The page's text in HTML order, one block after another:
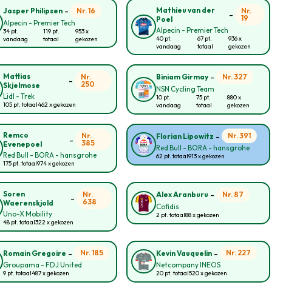
Jasper Philipsen-
Nr. 16
Alpecin - Premier Tech
34 pt.
vandaag
119 pt.
totaal
953 x
gekozen
Mathieu van der
Poel
-
Nr.
19
Alpecin - Premier Tech
40 pt.
vandaag
67 pt.
totaal
936 x
gekozen
Mattias
Skjelmose
-
Nr.
250
Lidl - Trek
105 pt. totaal462 x gekozen
Biniam Girmay-
Nr. 327
NSN Cycling Team
10 pt.
vandaag
75 pt.
totaal
880 x
gekozen
Remco
Evenepoel
-
Nr.
385
Red Bull - BORA - hansgrohe
175 pt. totaal974 x gekozen
Florian Lipowitz -
Nr. 391
Red Bull - BORA - hansgrohe
62 pt. totaal913 x gekozen
Soren
Waerenskjold
-
Nr.
638
Uno-X Mobility
48 pt. totaal322 x gekozen
Alex Aranburu -
Nr. 87
Cofidis
2 pt. totaal88 x gekozen
Romain Gregoire -
Nr. 185
Groupama - FDJ United
9 pt. totaal487 x gekozen
Kevin Vauquelin-
Nr. 227
Netcompany INEOS
20 pt. totaal520 x gekozen